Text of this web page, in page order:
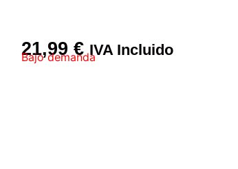
21,99 € IVA Incluido
Bajo demanda